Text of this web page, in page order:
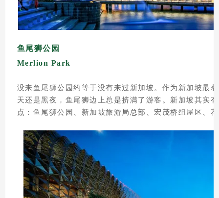
鱼尾狮公园
Merlion Park
没来鱼尾狮公园约等于没有来过新加坡。作为新加坡最
天还是黑夜，鱼尾狮边上总是挤满了游客。新加坡其实
点：鱼尾狮公园、新加坡旅游局总部、宏茂桥组屋区、